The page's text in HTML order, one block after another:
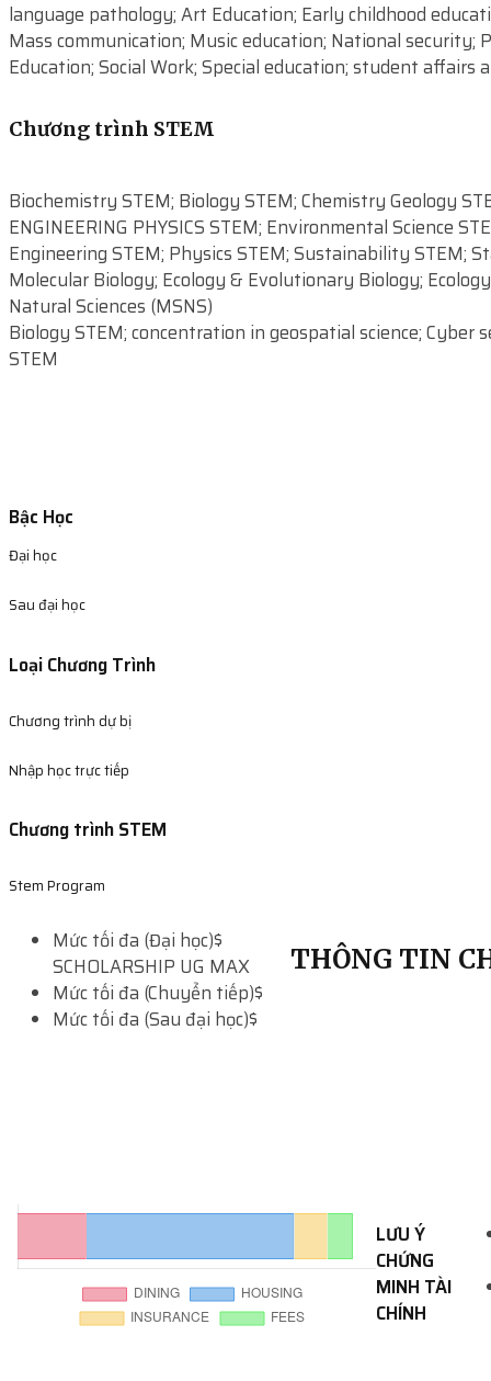
Bậc Học
Đại học
Sau đại học
Loại Chương Trình
Chương trình dự bị
Nhập học trực tiếp
Chương trình STEM
Stem Program
language pathology; Art Education; Early childhood
Mass communication; Music education; National security;
Education; Social Work; Special education; student
Chương trình STEM
Biochemistry STEM; Biology STEM; Chemistry Geology
ENGINEERING PHYSICS STEM; Environmental Science
Engineering STEM; Physics STEM; Sustainability STEM;
Molecular Biology; Ecology & Evolutionary Biology;
Natural Sciences (MSNS)
Biology STEM; concentration in geospatial science; Cyber
STEM
Mức tối đa (Đại học)$
SCHOLARSHIP UG MAX
Mức tối đa (Chuyển tiếp)$
Mức tối đa (Sau đại học)$
THÔNG TIN
LƯU Ý
CHỨNG
MINH TÀI
CHÍNH